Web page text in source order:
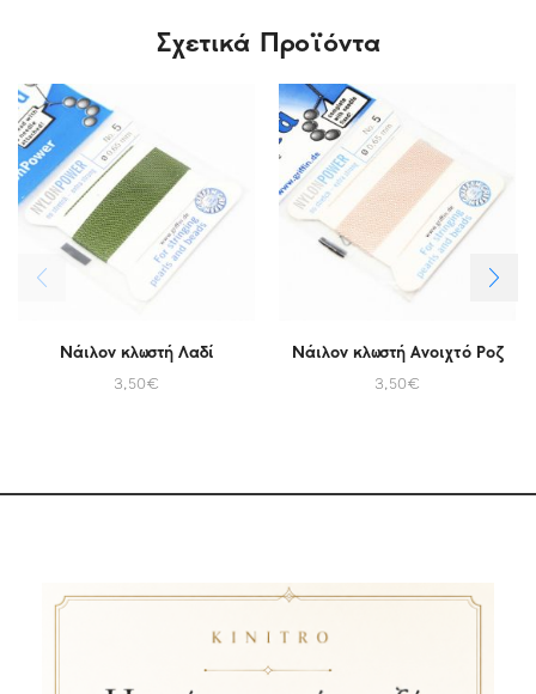
Σχετικά Προϊόντα
Νάιλον κλωστή Λαδί
3,50€
Νάιλον κλωστή Ανοιχτό Ροζ
3,50€